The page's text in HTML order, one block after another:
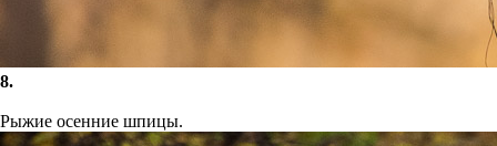
8.
Рыжие осенние шпицы.